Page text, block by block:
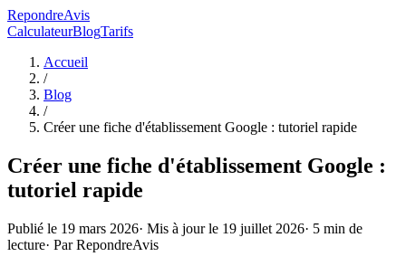
RepondreAvis
CalculateurBlogTarifs
Accueil
/
Blog
/
Créer une fiche d'établissement Google : tutoriel rapide
Créer une fiche d'établissement Google :
tutoriel rapide
Publié le 19 mars 2026· Mis à jour le 19 juillet 2026· 5 min de
lecture· ParRepondreAvis